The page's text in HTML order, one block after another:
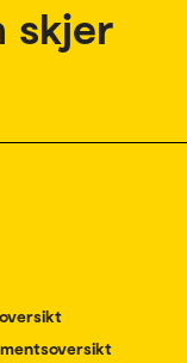
skjer